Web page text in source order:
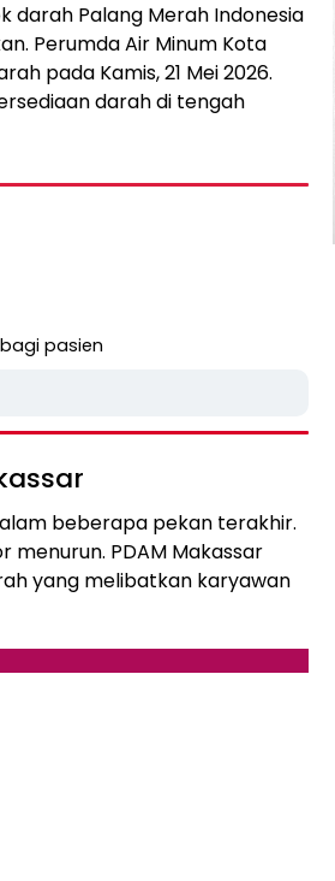
darah Palang Merah Indonesia
Perumda Air Minum Kota
pada Kamis, 21 Mei 2026.
darah di tengah
pasien
beberapa pekan terakhir.
PDAM Makassar
yang melibatkan karyawan